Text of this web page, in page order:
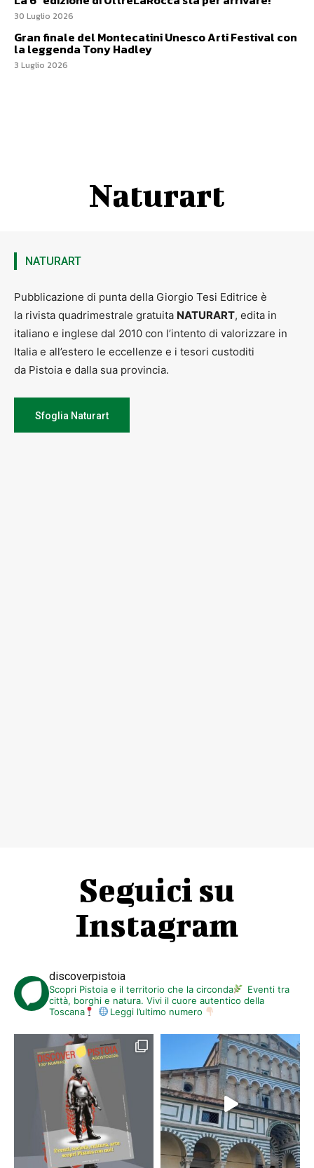
30 Luglio 2026
Gran finale del Montecatini Unesco Arti Festival con
la leggenda Tony Hadley
3 Luglio 2026
Naturart
NATURART
Pubblicazione di punta della Giorgio Tesi Editrice è
la rivista quadrimestrale gratuita NATURART, edita in
italiano e inglese dal 2010 con l’intento di valorizzare in
Italia e all’estero le eccellenze e i tesori custoditi
da Pistoia e dalla sua provincia.
Sfoglia Naturart
Seguici su
Instagram
discoverpistoia
Scopri Pistoia e il territorio che la circonda
Eventi tra
città, borghi e natura. Vivi il cuore autentico della
Toscana
Leggi l’ultimo numero